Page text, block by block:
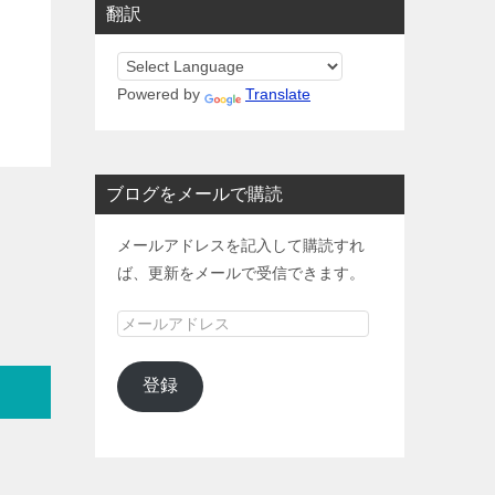
翻訳
Powered by Translate
ブログをメールで購読
メールアドレスを記入して購読すれ
ば、更新をメールで受信できます。
メ
ル
ア
登録